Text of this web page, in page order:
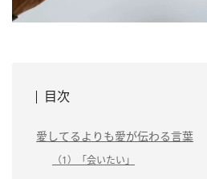
目次
愛してるよりも愛が伝わる言葉
（1）「会いたい」